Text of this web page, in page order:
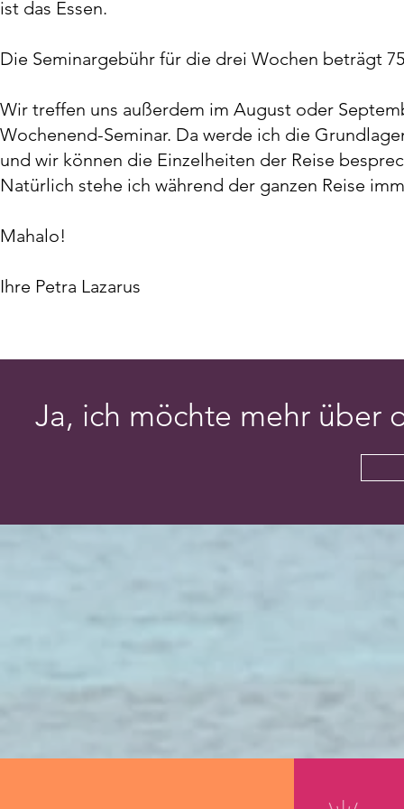
ist das Essen.
Die Seminargebühr für die drei Wochen beträgt
Wir treffen uns außerdem im August oder
Wochenend-Seminar. Da werde ich die
und wir können die Einzelheiten der Reise
Natürlich stehe ich während der ganzen Reise
Mahalo!
Ihre Petra Lazarus
Ja, ich möchte mehr über